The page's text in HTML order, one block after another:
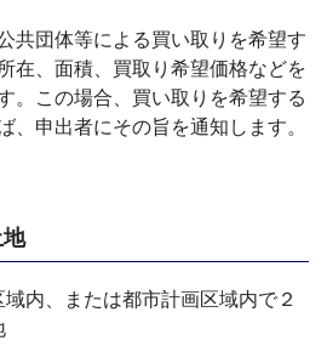
共団体等による買い取りを希望す
在、面積、買取り希望価格などを
。この場合、買い取りを希望する
、申出者にその旨を通知します。
内、または都市計画区域内で２